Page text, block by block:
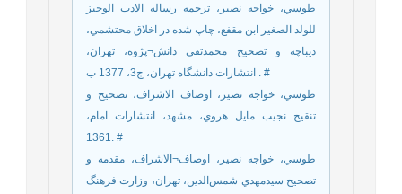
طوسي، خواجه نصير، ترجمه رساله الادب الوجيز
للولد الصغير ابن مقفع، چاپ شده در اخلاق محتشمي،
ديباچه و تصحيح محمدتقي دانش¬پژوه، تهران،
انتشارات دانشگاه تهران، چ3، 1377 ب . #
طوسي، خواجه نصير، اوصاف الاشراف، تصحيح و
تنقيح نجيب مايل هروي، مشهد، انتشارات امام،
1361. #
طوسي، خواجه نصير، اوصاف¬الاشراف، مقدمه و
تصحيح سيدمهدي شمس‌الدين، تهران، وزارت فرهنگ